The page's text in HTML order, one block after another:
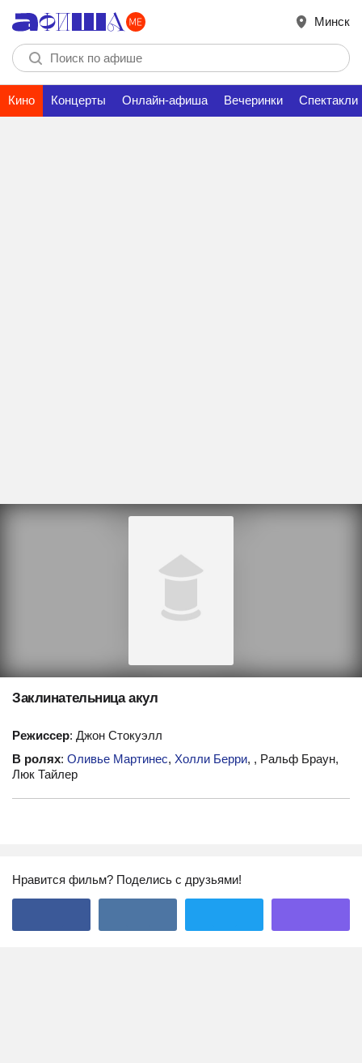
Минск
Кино Концерты Онлайн-афиша Вечеринки Спектакли
Заклинательница акул
Режиссер: Джон Стокуэлл
В ролях: Оливье Мартинес, Холли Берри, , Ральф Браун,
Люк Тайлер
Нравится фильм? Поделись с друзьями!